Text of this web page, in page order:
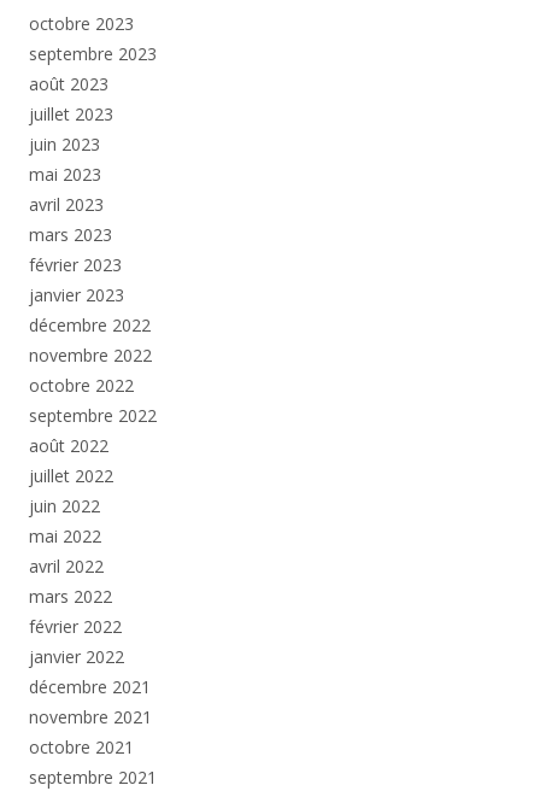
octobre 2023
septembre 2023
août 2023
juillet 2023
juin 2023
mai 2023
avril 2023
mars 2023
février 2023
janvier 2023
décembre 2022
novembre 2022
octobre 2022
septembre 2022
août 2022
juillet 2022
juin 2022
mai 2022
avril 2022
mars 2022
février 2022
janvier 2022
décembre 2021
novembre 2021
octobre 2021
septembre 2021